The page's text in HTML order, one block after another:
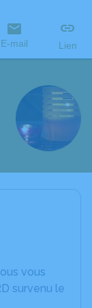
E-mail Lien
vous
survenu le